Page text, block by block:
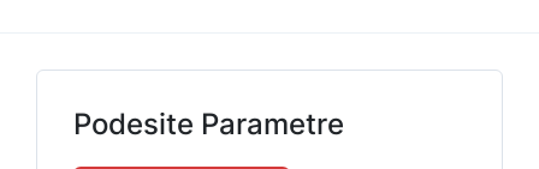
Podesite Parametre